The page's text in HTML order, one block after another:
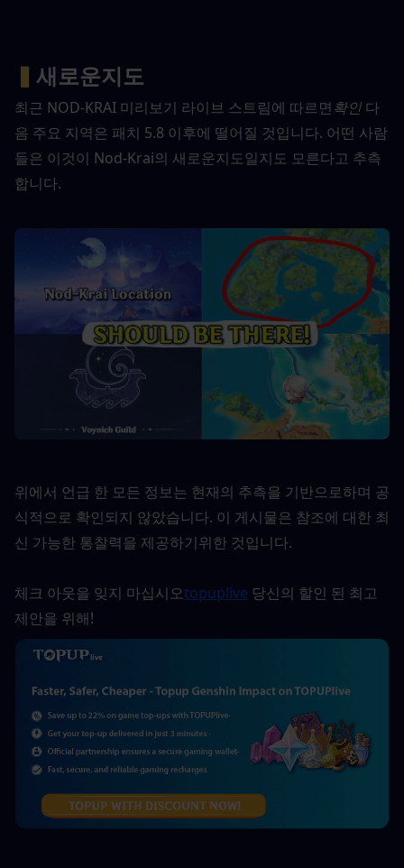
▍ 새로운지도
최근 NOD-KRAI 미리보기 라이브 스트림에 따르면확인 다
음 주요 지역은 패치 5.8 이후에 떨어질 것입니다. 어떤 사람
들은 이것이 Nod-Krai의 새로운지도일지도 모른다고 추측
합니다.
위에서 언급 한 모든 정보는 현재의 추측을 기반으로하며 공
식적으로 확인되지 않았습니다. 이 게시물은 참조에 대한 최
신 가능한 통찰력을 제공하기위한 것입니다.
체크 아웃을 잊지 마십시오topuplive 당신의 할인 된 최고
제안을 위해!